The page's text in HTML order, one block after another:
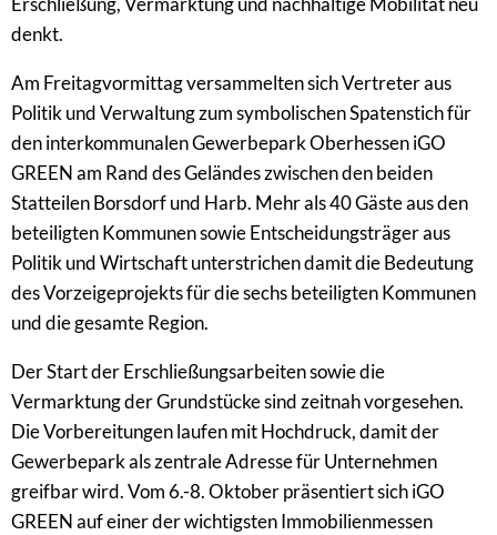
denkt.
Am Freitagvormittag versammelten sich Vertreter aus
Politik und Verwaltung zum symbolischen Spatenstich für
den interkommunalen Gewerbepark Oberhessen iGO
GREEN am Rand des Geländes zwischen den beiden
Statteilen Borsdorf und Harb. Mehr als 40 Gäste aus den
beteiligten Kommunen sowie Entscheidungsträger aus
Politik und Wirtschaft unterstrichen damit die Bedeutung
des Vorzeigeprojekts für die sechs beteiligten Kommunen
und die gesamte Region.
Der Start der Erschließungsarbeiten sowie die
Vermarktung der Grundstücke sind zeitnah vorgesehen.
Die Vorbereitungen laufen mit Hochdruck, damit der
Gewerbepark als zentrale Adresse für Unternehmen
greifbar wird. Vom 6.-8. Oktober präsentiert sich iGO
GREEN auf einer der wichtigsten Immobilienmessen